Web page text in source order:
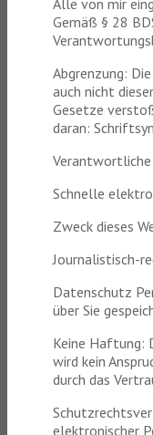
Gemäß § 28
Abgrenzung:
auch nicht
Gesetze
daran:
Verantwortliche
Schnelle
Zweck dieses
Journalistisch-
Datenschutz
über Sie
Keine Haftung:
wird kein
durch das
elektronischer